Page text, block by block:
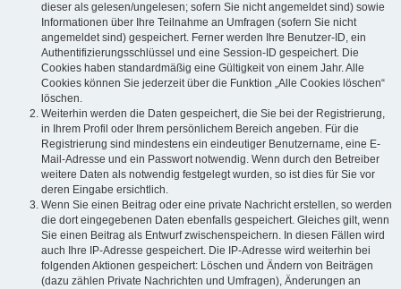
dieser als gelesen/ungelesen; sofern Sie nicht angemeldet sind) sowie
Informationen über Ihre Teilnahme an Umfragen (sofern Sie nicht
angemeldet sind) gespeichert. Ferner werden Ihre Benutzer-ID, ein
Authentifizierungsschlüssel und eine Session-ID gespeichert. Die
Cookies haben standardmäßig eine Gültigkeit von einem Jahr. Alle
Cookies können Sie jederzeit über die Funktion „Alle Cookies löschen“
löschen.
Weiterhin werden die Daten gespeichert, die Sie bei der Registrierung,
in Ihrem Profil oder Ihrem persönlichem Bereich angeben. Für die
Registrierung sind mindestens ein eindeutiger Benutzername, eine E-
Mail-Adresse und ein Passwort notwendig. Wenn durch den Betreiber
weitere Daten als notwendig festgelegt wurden, so ist dies für Sie vor
deren Eingabe ersichtlich.
Wenn Sie einen Beitrag oder eine private Nachricht erstellen, so werden
die dort eingegebenen Daten ebenfalls gespeichert. Gleiches gilt, wenn
Sie einen Beitrag als Entwurf zwischenspeichern. In diesen Fällen wird
auch Ihre IP-Adresse gespeichert. Die IP-Adresse wird weiterhin bei
folgenden Aktionen gespeichert: Löschen und Ändern von Beiträgen
(dazu zählen Private Nachrichten und Umfragen), Änderungen an